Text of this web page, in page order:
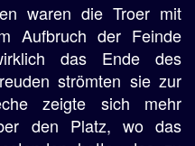
waren die Troer mit
Aufbruch der Feinde
das Ende des
strömten sie zur
zeigte sich mehr
den Platz, wo das